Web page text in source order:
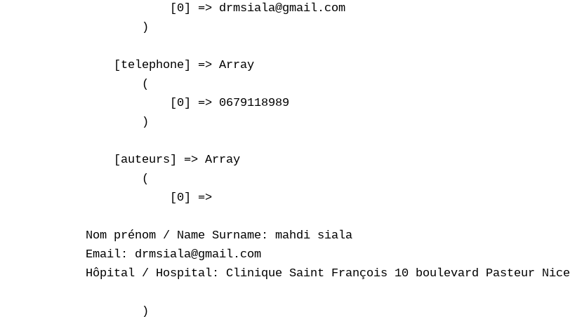
            [0] => drmsiala@gmail.com
        )
    [telephone] => Array
        (
            [0] => 0679118989
        )
    [auteurs] => Array
        (
            [0] =>
Nom prénom / Name Surname: mahdi siala
Email: drmsiala@gmail.com
Hôpital / Hospital: Clinique Saint François 10 boulevard Pasteur Nice
        )